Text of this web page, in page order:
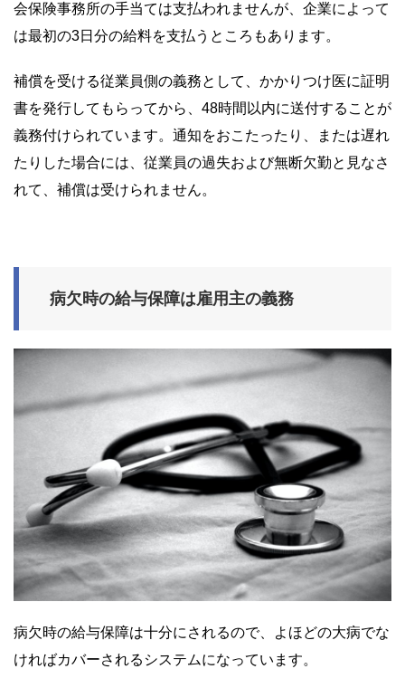
会保険事務所の手当ては支払われませんが、企業によって
は最初の3日分の給料を支払うところもあります。
補償を受ける従業員側の義務として、かかりつけ医に証明
書を発行してもらってから、48時間以内に送付することが
義務付けられています。通知をおこたったり、または遅れ
たりした場合には、従業員の過失および無断欠勤と見なさ
れて、補償は受けられません。
病欠時の給与保障は雇用主の義務
病欠時の給与保障は十分にされるので、よほどの大病でな
ければカバーされるシステムになっています。